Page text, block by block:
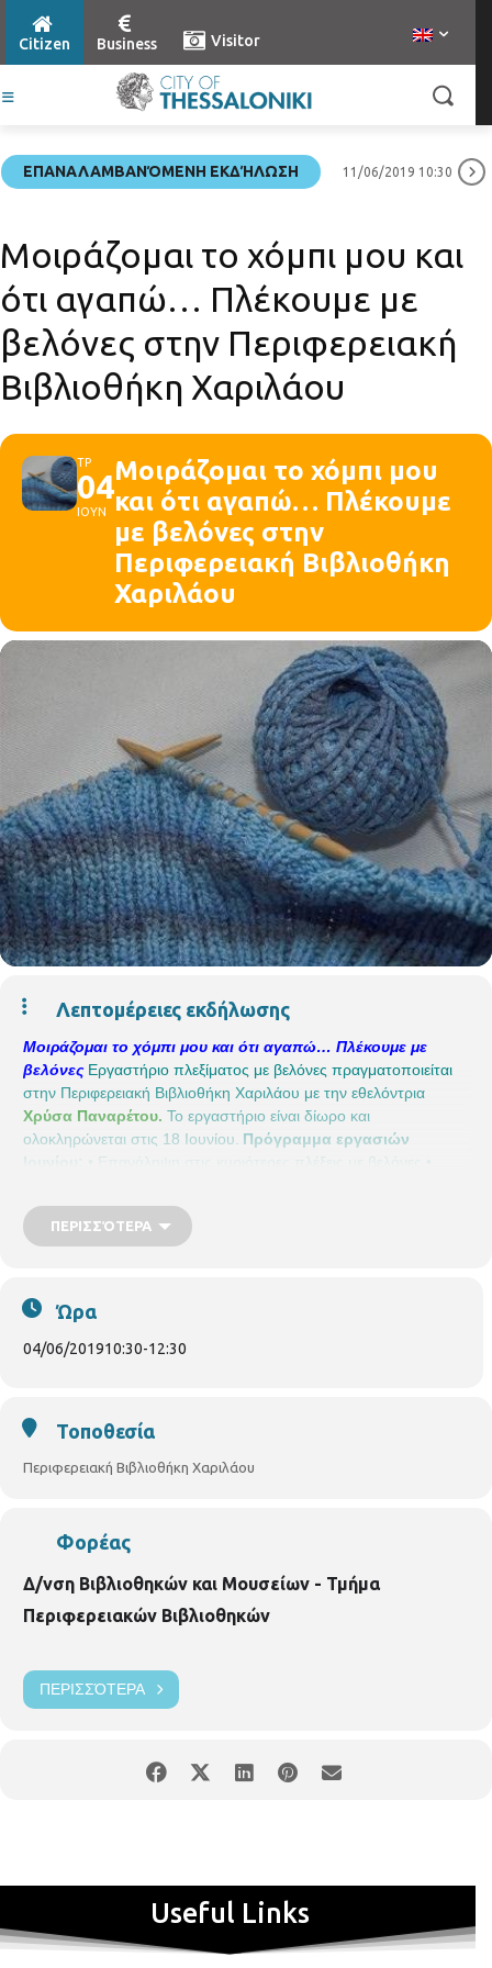
Citizen Business Visitor
ΕΠΑΝΑΛΑΜΒΑΝΌΜΕΝΗ ΕΚΔΉΛΩΣΗ 11/06/2019 10:30
Μοιράζομαι το χόμπι μου και
ότι αγαπώ… Πλέκουμε με
βελόνες στην Περιφερειακή
Βιβλιοθήκη Χαριλάου
ΤΡ
04
ΙΟΥΝ
Μοιράζομαι το χόμπι μου
και ότι αγαπώ… Πλέκουμε
με βελόνες στην
Περιφερειακή Βιβλιοθήκη
Χαριλάου
Λεπτομέρειες εκδήλωσης
Μοιράζομαι το χόμπι μου και ότι αγαπώ… Πλέκουμε με
βελόνες Εργαστήριο πλεξίματος με βελόνες πραγματοποιείται
στην Περιφερειακή Βιβλιοθήκη Χαριλάου με την εθελόντρια
Χρύσα Παναρέτου. Το εργαστήριο είναι δίωρο και
ολοκληρώνεται στις 18 Ιουνίου. Πρόγραμμα εργασιών
Ιουνίου:
• Επανάληψη στις κυριότερες πλέξεις με βελόνες
και καλοκαιρινά project Για όσες κυρίες συμμετέχουν. Δεν
υπάρχουν διαθέσιμες θέσεις
ΠΕΡΙΣΣΌΤΕΡΑ
Ώρα
04/06/201910:30-12:30
Τοποθεσία
Περιφερειακή Βιβλιοθήκη Χαριλάου
Φορέας
Δ/νση Βιβλιοθηκών και Μουσείων - Τμήμα
Περιφερειακών Βιβλιοθηκών
ΠΕΡΙΣΣΌΤΕΡΑ
Useful Links